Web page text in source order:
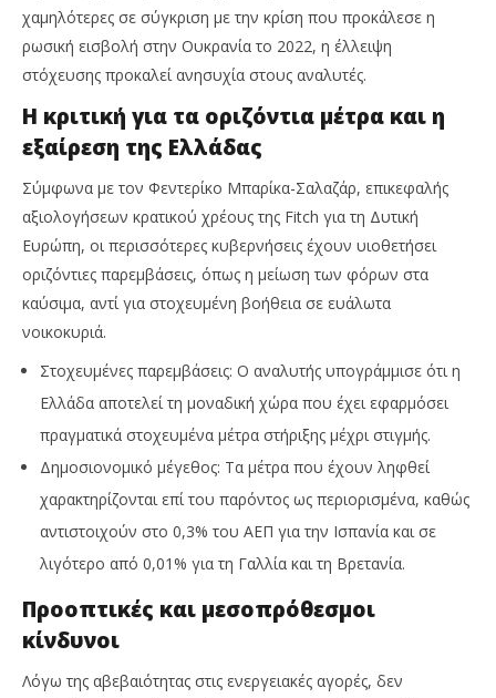
NOW VIEWING
Fitch: Κίνδυνος από την επέκταση των
ενεργειακών επιδοτήσεων στην ΕΕ – Εξαίρεση η
08/05/2026
press-
room
χαμηλότερες σε σύγκριση με την κρίση που προκάλεσε η
ρωσική εισβολή στην Ουκρανία το 2022, η έλλειψη
στόχευσης προκαλεί ανησυχία στους αναλυτές.
Η κριτική για τα οριζόντια μέτρα και η
εξαίρεση της Ελλάδας
Σύμφωνα με τον Φεντερίκο Μπαρίκα-Σαλαζάρ, επικεφαλής
αξιολογήσεων κρατικού χρέους της Fitch για τη Δυτική
Ευρώπη, οι περισσότερες κυβερνήσεις έχουν υιοθετήσει
οριζόντιες παρεμβάσεις, όπως η μείωση των φόρων στα
καύσιμα, αντί για στοχευμένη βοήθεια σε ευάλωτα
νοικοκυριά.
Στοχευμένες παρεμβάσεις: Ο αναλυτής υπογράμμισε ότι η
Ελλάδα αποτελεί τη μοναδική χώρα που έχει εφαρμόσει
πραγματικά στοχευμένα μέτρα στήριξης μέχρι στιγμής.
Δημοσιονομικό μέγεθος: Τα μέτρα που έχουν ληφθεί
χαρακτηρίζονται επί του παρόντος ως περιορισμένα, καθώς
αντιστοιχούν στο 0,3% του ΑΕΠ για την Ισπανία και σε
λιγότερο από 0,01% για τη Γαλλία και τη Βρετανία.
Προοπτικές και μεσοπρόθεσμοι
κίνδυνοι
Λόγω της αβεβαιότητας στις ενεργειακές αγορές, δεν